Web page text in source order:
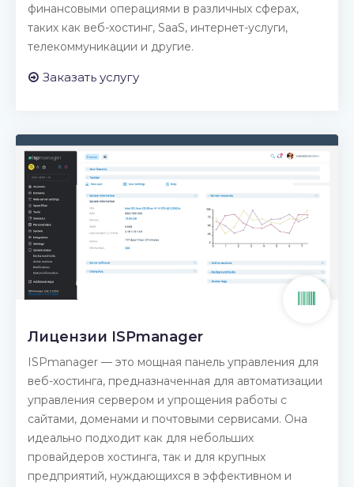
финансовыми операциями в различных сферах,
таких как веб-хостинг, SaaS, интернет-услуги,
телекоммуникации и другие.
Заказать услугу
Лицензии ISPmanager
ISPmanager — это мощная панель управления для
веб-хостинга, предназначенная для автоматизации
управления сервером и упрощения работы с
сайтами, доменами и почтовыми сервисами. Она
идеально подходит как для небольших
провайдеров хостинга, так и для крупных
предприятий, нуждающихся в эффективном и